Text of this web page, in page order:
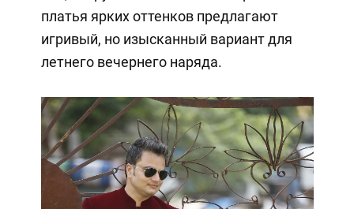
платья ярких оттенков предлагают
игривый, но изысканный вариант для
летнего вечернего наряда.